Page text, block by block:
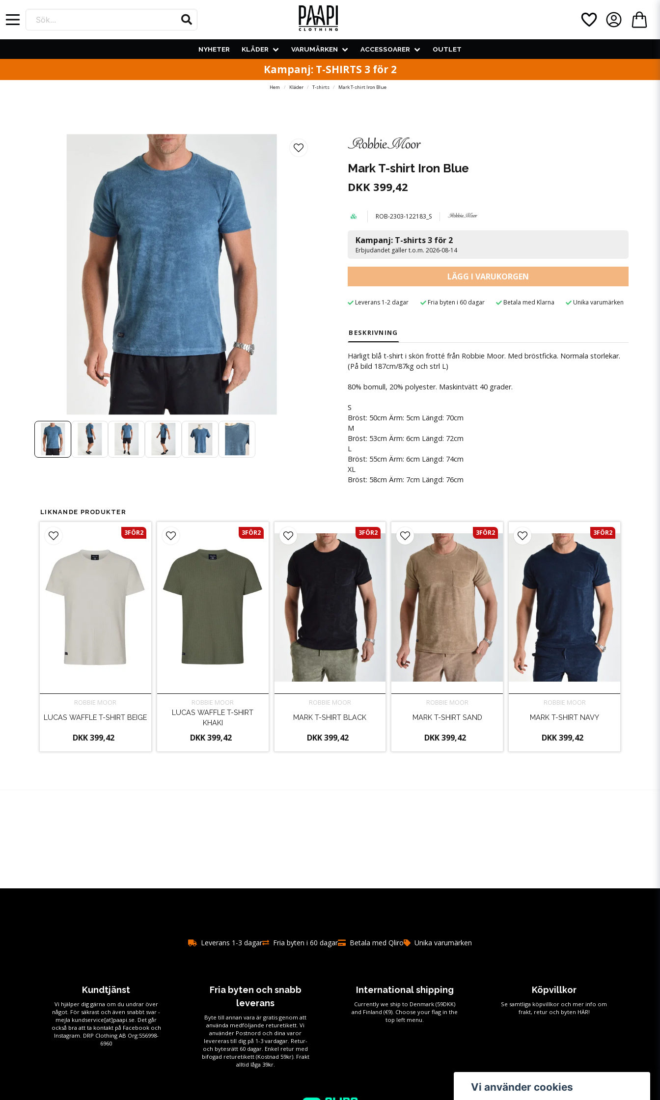
Sök...
NYHETER KLÄDER VARUMÄRKEN ACCESSOARER OUTLET
Kampanj: T-SHIRTS 3 för 2
Hem Kläder T-shirts Mark T-shirt Iron Blue
Mark T-shirt Iron Blue
DKK 399,42
ROB-2303-122183_S
Kampanj: T-shirts 3 för 2
Erbjudandet gäller t.o.m. 2026-08-14
LÄGG I VARUKORGEN
Leverans 1-2 dagar Fria byten i 60 dagar Betala med Klarna Unika varumärken
BESKRIVNING
Härligt blå t-shirt i skön frotté från Robbie Moor. Med bröstficka. Normala storlekar.
(På bild 187cm/87kg och strl L)
80% bomull, 20% polyester. Maskintvätt 40 grader.
S
Bröst: 50cm Ärm: 5cm Längd: 70cm
M
Bröst: 53cm Ärm: 6cm Längd: 72cm
L
Bröst: 55cm Ärm: 6cm Längd: 74cm
XL
Bröst: 58cm Ärm: 7cm Längd: 76cm
LIKNANDE PRODUKTER
ROBBIE MOOR
LUCAS WAFFLE T-SHIRT BEIGE
DKK 399,42
3FÖR2
ROBBIE MOOR
LUCAS WAFFLE T-SHIRT
KHAKI
DKK 399,42
3FÖR2
ROBBIE MOOR
MARK T-SHIRT BLACK
DKK 399,42
3FÖR2
ROBBIE MOOR
MARK T-SHIRT SAND
DKK 399,42
3FÖR2
ROBBIE MOOR
MARK T-SHIRT NAVY
DKK 399,42
3FÖR2
Leverans 1-3 dagar Fria byten i 60 dagar Betala med Qliro Unika varumärken
Kundtjänst
Vi hjälper dig gärna om du undrar över
något. För säkrast och även snabbt svar -
mejla kundservice[at]paapi.se. Det går
också bra att ta kontakt på Facebook och
Instagram. DRP Clothing AB Org:556998-
6960
Fria byten och snabb
leverans
Byte till annan vara är gratis genom att
använda medföljande returetikett. Vi
använder Postnord och dina varor
levereras till dig på 1-3 vardagar. Retur-
och bytesrätt 60 dagar. Enkel retur med
bifogad returetikett (Kostnad 59kr). Frakt
alltid låga 39kr.
International shipping
Currently we ship to Denmark (59DKK)
and Finland (€9). Choose your flag in the
top left menu.
Köpvillkor
Se samtliga köpvillkor och mer info om
frakt, retur och byten HÄR!
Vi använder cookies